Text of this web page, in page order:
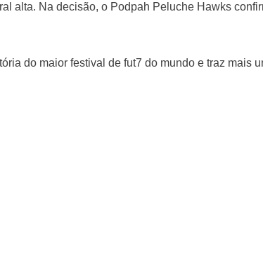
alta. Na decisão, o Podpah Peluche Hawks
do maior festival de fut7 do mundo e traz mais
já entra para a galeria de momentos marcantes do